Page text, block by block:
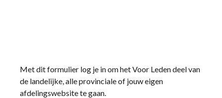
Met dit formulier log je in om het Voor Leden deel van
de landelijke, alle provinciale of jouw eigen
afdelingswebsite te gaan.